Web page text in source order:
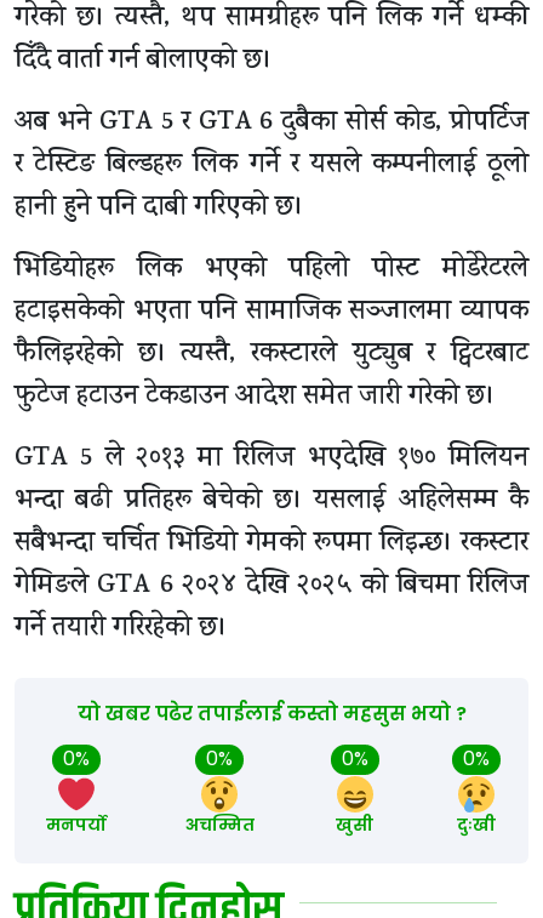
गरेको छ। त्यस्तै, थप सामग्रीहरू पनि लिक गर्ने धम्की
दिँदै वार्ता गर्न बोलाएको छ।
अब भने GTA 5 र GTA 6 दुबैका सोर्स कोड, प्रोपर्टिज
र टेस्टिङ बिल्डहरू लिक गर्ने र यसले कम्पनीलाई ठूलो
हानी हुने पनि दाबी गरिएको छ।
भिडियोहरू लिक भएको पहिलो पोस्ट मोडेरेटरले
हटाइसकेको भएता पनि सामाजिक सञ्जालमा व्यापक
फैलिइरहेको छ। त्यस्तै, रकस्टारले युट्युब र ट्विटरबाट
फुटेज हटाउन टेकडाउन आदेश समेत जारी गरेको छ।
GTA 5 ले २०१३ मा रिलिज भएदेखि १७० मिलियन
भन्दा बढी प्रतिहरू बेचेको छ। यसलाई अहिलेसम्म कै
सबैभन्दा चर्चित भिडियो गेमको रूपमा लिइन्छ। रकस्टार
गेमिङले GTA 6 २०२४ देखि २०२५ को बिचमा रिलिज
गर्ने तयारी गरिरहेको छ।
यो खबर पढेर तपाईलाई कस्तो महसुस भयो ?
0%
मनपर्यो
0%
अचम्मित
0%
खुसी
0%
दुःखी